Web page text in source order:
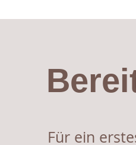
Für ein